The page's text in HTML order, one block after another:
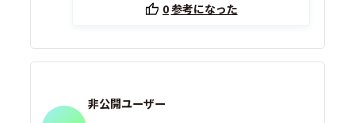
0参考になった
非公開ユーザー